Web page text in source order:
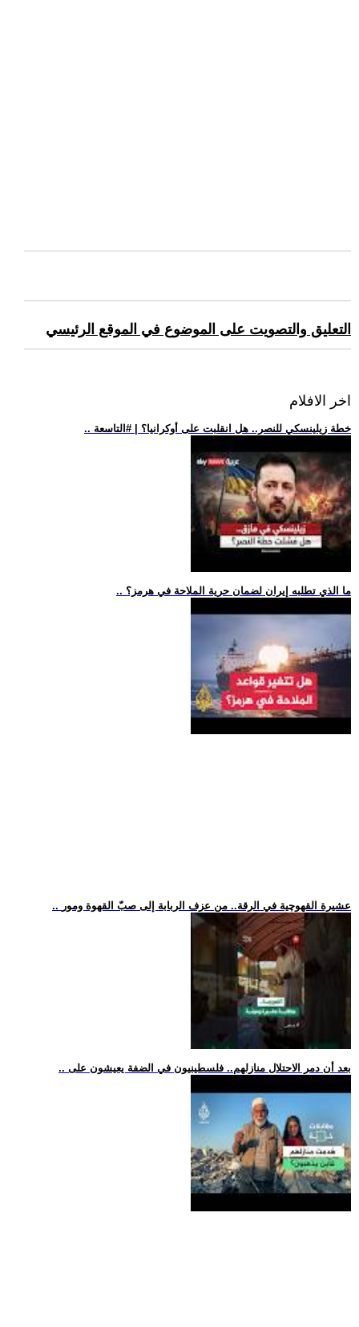
التعليق والتصويت على الموضوع في الموقع الرئيسي
اخر الافلام
.. خطة زيلينسكي للنصر.. هل انقلبت على أوكرانيا؟ | #التاسعة
.. ما الذي تطلبه إيران لضمان حرية الملاحة في هرمز؟
.. عشيرة القهوچية في الرقة.. من عزف الربابة إلى صبّ القهوة ومور
.. بعد أن دمر الاحتلال منازلهم.. فلسطينيون في الضفة يعيشون على